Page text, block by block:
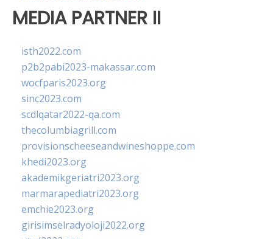
MEDIA PARTNER II
isth2022.com
p2b2pabi2023-makassar.com
wocfparis2023.org
sinc2023.com
scdlqatar2022-qa.com
thecolumbiagrill.com
provisionscheeseandwineshoppe.com
khedi2023.org
akademikgeriatri2023.org
marmarapediatri2023.org
emchie2023.org
girisimselradyoloji2022.org